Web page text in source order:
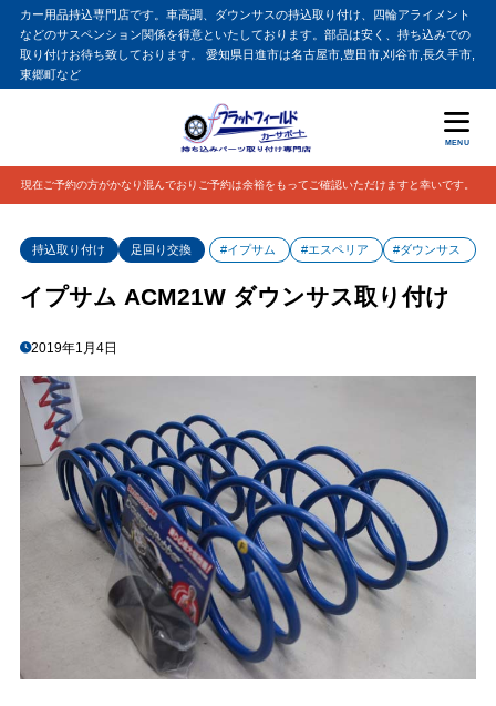
カー用品持込専門店です。車高調、ダウンサスの持込取り付け、四輪アライメント
などのサスペンション関係を得意といたしております。部品は安く、持ち込みでの
取り付けお待ち致しております。 愛知県日進市は名古屋市,豊田市,刈谷市,長久手市,
東郷町など
MENU
現在ご予約の方がかなり混んでおりご予約は余裕をもってご確認いただけますと幸いです。
持込取り付け 足回り交換 #イプサム #エスペリア #ダウンサス
イプサム ACM21W ダウンサス取り付け
2019年1月4日